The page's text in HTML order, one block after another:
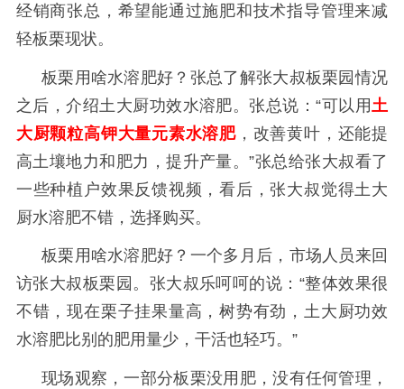
经销商张总，希望能通过施肥和技术指导管理来减
轻板栗现状。
板栗用啥水溶肥好？张总了解张大叔板栗园情况
之后，介绍土大厨功效水溶肥。张总说：“可以用 土
大厨颗粒高钾大量元素水溶肥，改善黄叶，还能提
高土壤地力和肥力，提升产量。”张总给张大叔看了
一些种植户效果反馈视频，看后，张大叔觉得土大
厨水溶肥不错，选择购买。
板栗用啥水溶肥好？一个多月后，市场人员来回
访张大叔板栗园。张大叔乐呵呵的说： “整体效果很
不错，现在栗子挂果量高，树势有劲，土大厨功效
水溶肥比别的肥用量少，干活也轻巧。 ”
现场观察，一部分板栗没用肥，没有任何管理，